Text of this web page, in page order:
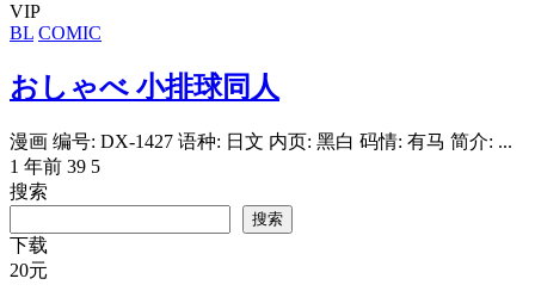
VIP
BL COMIC
おしゃべ 小排球同人
漫画 编号: DX-1427 语种: 日文 内页: 黑白 码情: 有马 简介: ...
1 年前 39 5
搜索
搜索
下载
20元